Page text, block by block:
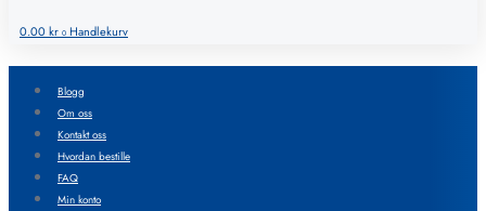
0.00kr 0 Handlekurv
Blogg
Om oss
Kontakt oss
Hvordan bestille
FAQ
Min konto